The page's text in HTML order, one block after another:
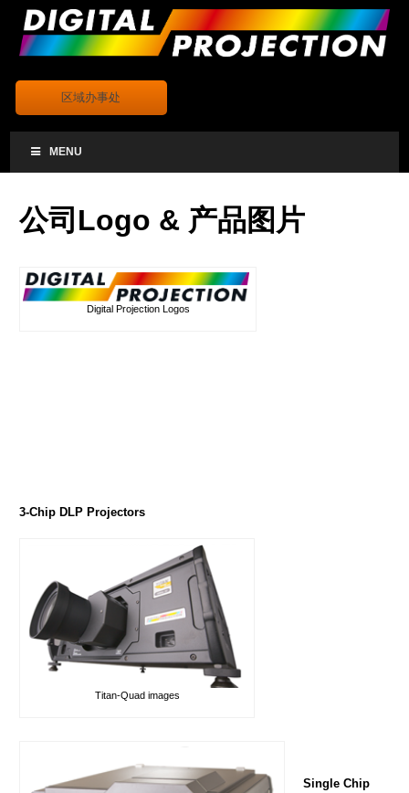
区域办事处
MENU
公司Logo & 产品图片
Digital Projection Logos
3-Chip DLP Projectors
Titan-Quad images
Single Chip